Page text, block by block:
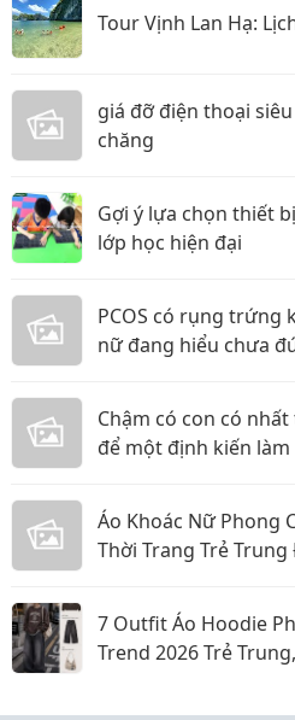
Tour Vịnh Lan Hạ:
giá đỡ điện thoại
chăng
Gợi ý lựa chọn thiết
lớp học hiện đại
PCOS có rụng trứng
nữ đang hiểu chưa
Chậm có con có
để một định kiến
Áo Khoác Nữ Phong
Thời Trang Trẻ
7 Outfit Áo Hoodie
Trend 2026 Trẻ